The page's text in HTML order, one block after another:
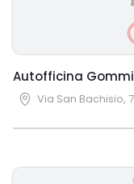
Autofficina
Via San Bachisio,